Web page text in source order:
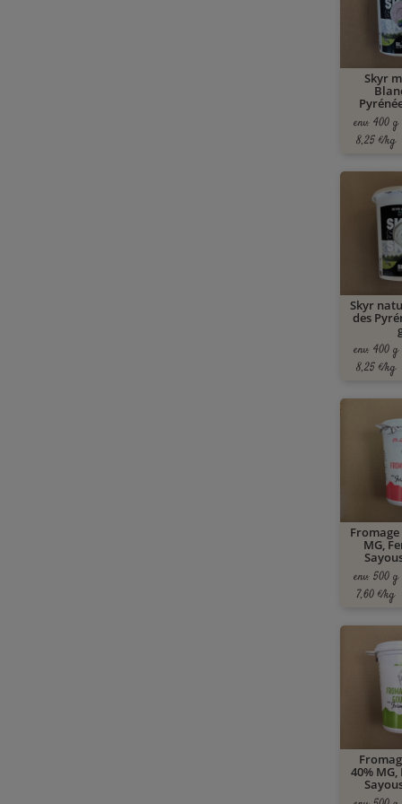
Skyr
env. 400 g
8,25 €/kg
Skyr
des
env. 400 g
8,25 €/kg
Fromage
MG,
env. 500 g
7,60 €/kg
40%